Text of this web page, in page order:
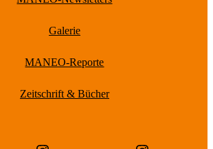
Galerie
MANEO-Reporte
Zeitschrift & Bücher